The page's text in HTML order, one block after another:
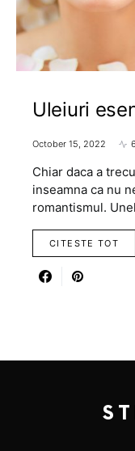
Uleiuri
October 15, 2022
Chiar daca a
inseamna ca nu
romantismul.
CITESTE TOT